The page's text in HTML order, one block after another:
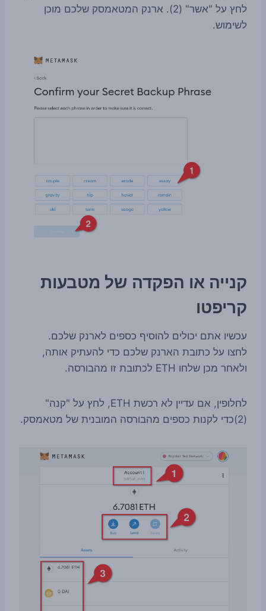
לחץ על "אשר" (2). ארנק המטאמסק שלכם מוכן
לשימוש.
קנייה או הפקדה של מטבעות
קריפטו
עכשיו אתם יכולים להוסיף כספים לארנק שלכם.
לחצו על כתובת הארנק שלכם כדי להעתיק אותה,
ולאחר מכן שלחו ETH לכתובת זו מהבורסה.
לחלופין, אם עדיין לא רכשת ETH, לחץ על "קנה"
(2)כדי לקנות כספים מהבורסה המובנית של מטאמסק.